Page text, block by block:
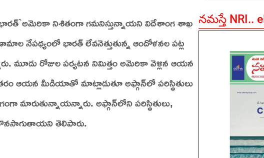
భారత్‌`అమెరికా నిశితంగా గమనిస్తున్నాయని విదేశాంగ శాఖ
నేపథ్యంలో భారత్‌ లేవనెత్తుతున్న ఆందోళనల పట్ల
మూడు రోజుల పర్యటన నిమిత్తం అమెరికా వెళ్లిన ఆయన
ఆయన మీడియాతో మాట్లాడుతూ అఫ్గాన్‌లో పరిస్థితులు
మారుతున్నాయన్నారు. అఫ్గాన్‌లోని పరిస్థితులు,
కొనసాగుతాయని తెలిపారు.
నమస్తే NRI..